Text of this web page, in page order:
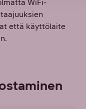
WiFi-
että käyttölaite